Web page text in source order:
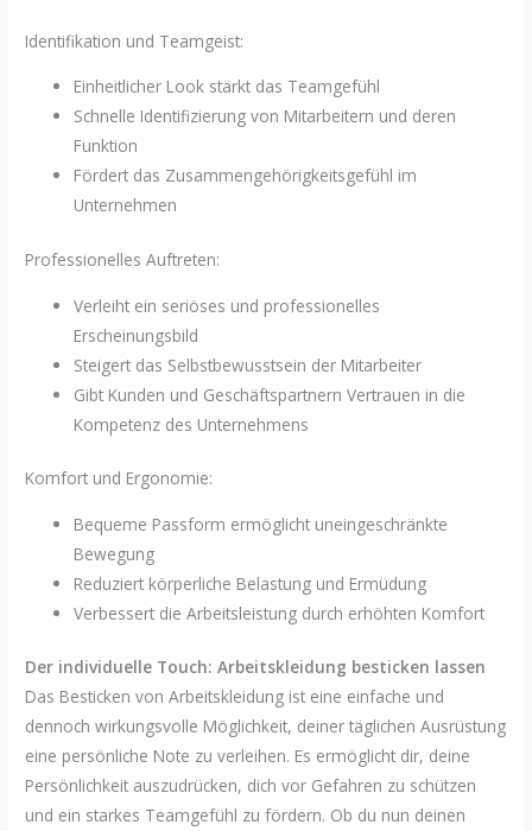
Identifikation und Teamgeist:
Einheitlicher Look stärkt das Teamgefühl
Schnelle Identifizierung von Mitarbeitern und deren
Funktion
Fördert das Zusammengehörigkeitsgefühl im
Unternehmen
Professionelles Auftreten:
Verleiht ein seriöses und professionelles
Erscheinungsbild
Steigert das Selbstbewusstsein der Mitarbeiter
Gibt Kunden und Geschäftspartnern Vertrauen in die
Kompetenz des Unternehmens
Komfort und Ergonomie:
Bequeme Passform ermöglicht uneingeschränkte
Bewegung
Reduziert körperliche Belastung und Ermüdung
Verbessert die Arbeitsleistung durch erhöhten Komfort
Der individuelle Touch: Arbeitskleidung besticken lassen
Das Besticken von Arbeitskleidung ist eine einfache und
dennoch wirkungsvolle Möglichkeit, deiner täglichen Ausrüstung
eine persönliche Note zu verleihen. Es ermöglicht dir, deine
Persönlichkeit auszudrücken, dich vor Gefahren zu schützen
und ein starkes Teamgefühl zu fördern. Ob du nun deinen